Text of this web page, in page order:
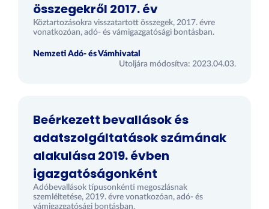
összegekről 2017. év
Köztartozásokra visszatartott összegek, 2017. évre
vonatkozóan, adó- és vámigazgatósági bontásban.
Nemzeti Adó- és Vámhivatal
Utoljára módosítva: 2023.04.03.
Beérkezett bevallások és
adatszolgáltatások számának
alakulása 2019. évben
igazgatóságonként
Adóbevallások típusonkénti megoszlásnak
szemléltetése, 2019. évre vonatkozóan, adó- és
vámigazgatósági bontásban.